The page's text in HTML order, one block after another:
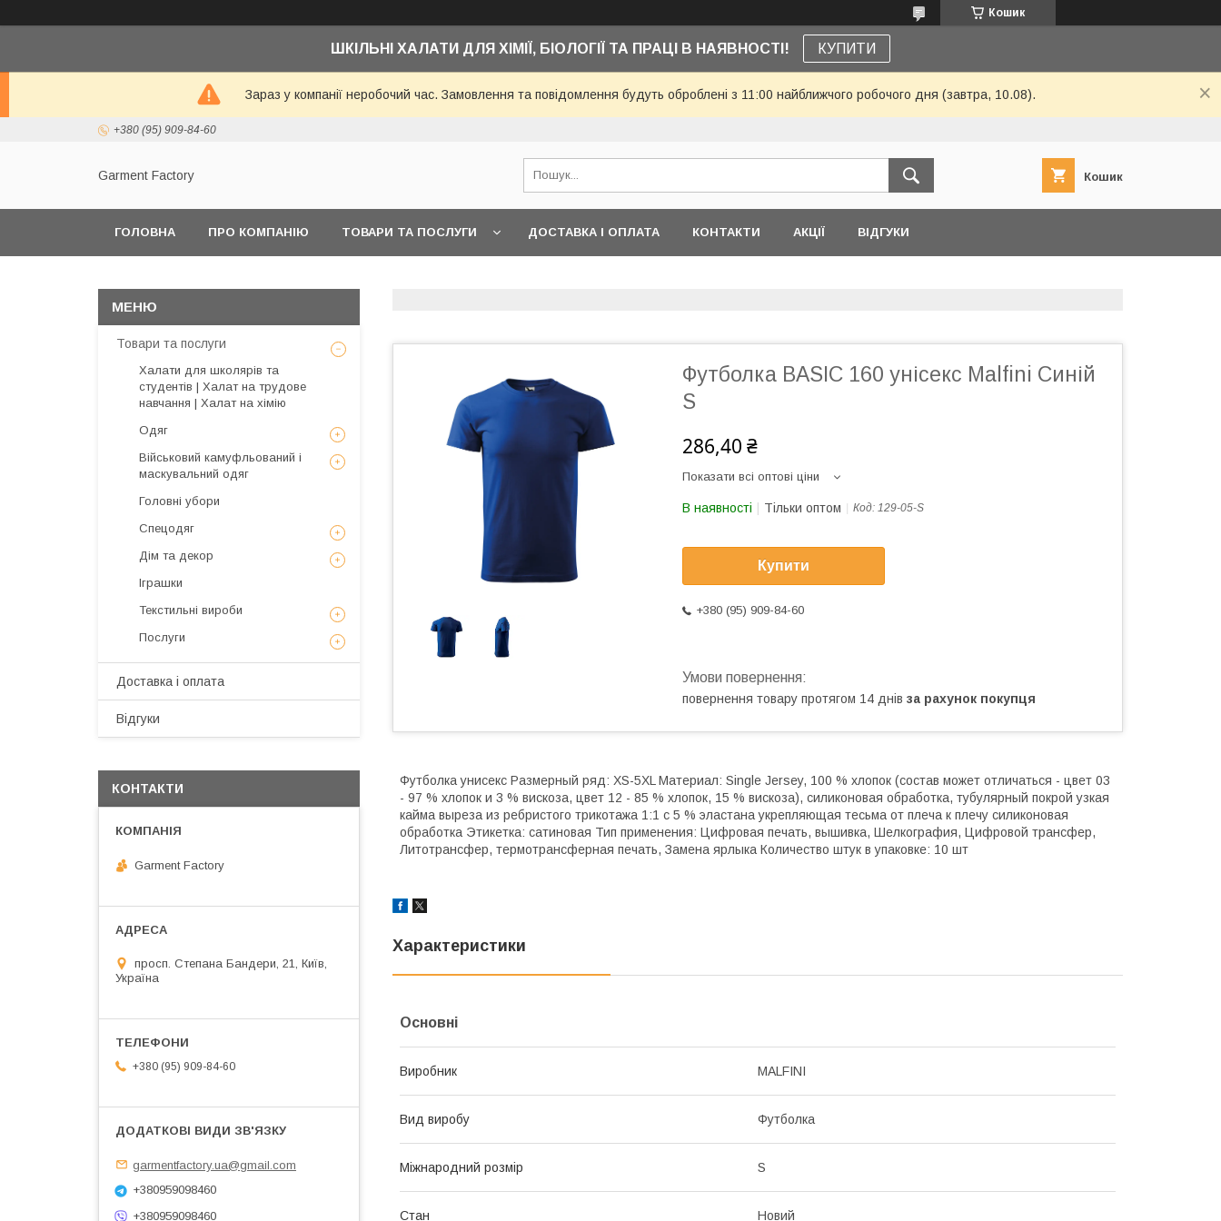
Кошик
ШКІЛЬНІ ХАЛАТИ ДЛЯ ХІМІЇ, БІОЛОГІЇ ТА ПРАЦІ В НАЯВНОСТІ! КУПИТИ
Зараз у компанії неробочий час. Замовлення та повідомлення будуть оброблені з 11:00 найближчого робочого дня (завтра, 10.08).
+380 (95) 909-84-60
Garment Factory Кошик
ГОЛОВНА ПРО КОМПАНІЮ ТОВАРИ ТА ПОСЛУГИ ДОСТАВКА І ОПЛАТА КОНТАКТИ АКЦІЇ ВІДГУКИ
Футболка BASIC 160 унісекс Malfini Синій
S
286,40 ₴
Показати всі оптові ціни
В наявності Тільки оптом Код: 129-05-S
Купити
+380 (95) 909-84-60
повернення товару протягом 14 днів за рахунок покупця
Футболка унисекс Размерный ряд: XS-5XL Материал: Single Jersey, 100 % хлопок (состав может отличаться - цвет 03
- 97 % хлопок и 3 % вискоза, цвет 12 - 85 % хлопок, 15 % вискоза), силиконовая обработка, тубулярный покрой узкая
кайма выреза из ребристого трикотажа 1:1 с 5 % эластана укрепляющая тесьма от плеча к плечу силиконовая
обработка Этикетка: сатиновая Тип применения: Цифровая печать, вышивка, Шелкография, Цифровой трансфер,
Литотрансфер, термотрансферная печать, Замена ярлыка Количество штук в упаковке: 10 шт
Характеристики
Основні
Виробник MALFINI
Вид виробу Футболка
Міжнародний розмір S
Стан Новий
Товари та послуги
Халати для школярів та
студентів | Халат на трудове
навчання | Халат на хімію
Одяг
Військовий камуфльований і
маскувальний одяг
Головні убори
Спецодяг
Дім та декор
Іграшки
Текстильні вироби
Послуги
Доставка і оплата
Відгуки
КОНТАКТИ
Garment Factory
просп. Степана Бандери, 21, Київ,
Україна
+380 (95) 909-84-60
garmentfactory.ua@gmail.com
+380959098460
+380959098460